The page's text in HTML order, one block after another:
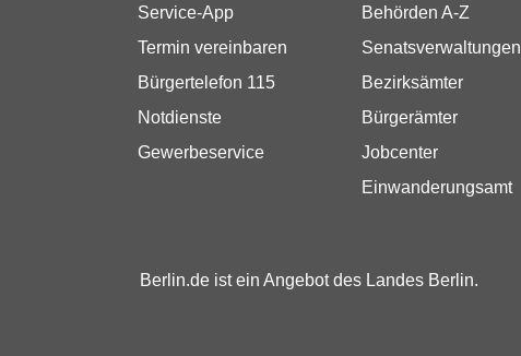
Service-App
Termin vereinbaren
Bürgertelefon 115
Notdienste
Gewerbeservice
Behörden A-Z
Senatsverwaltungen
Bezirksämter
Bürgerämter
Jobcenter
Einwanderungsamt
Berlin.de ist ein Angebot des Landes Berlin.